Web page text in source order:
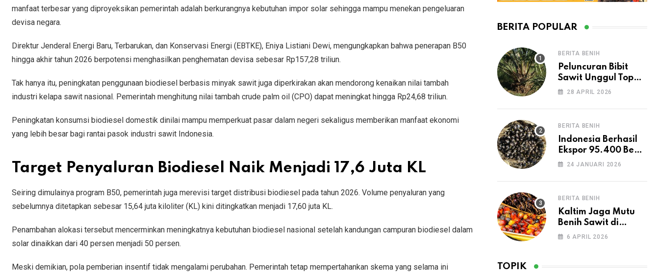
manfaat terbesar yang diproyeksikan pemerintah adalah berkurangnya kebutuhan impor solar sehingga mampu menekan pengeluaran
devisa negara.
Direktur Jenderal Energi Baru, Terbarukan, dan Konservasi Energi (EBTKE), Eniya Listiani Dewi, mengungkapkan bahwa penerapan B50
hingga akhir tahun 2026 berpotensi menghasilkan penghematan devisa sebesar Rp157,28 triliun.
Tak hanya itu, peningkatan penggunaan biodiesel berbasis minyak sawit juga diperkirakan akan mendorong kenaikan nilai tambah
industri kelapa sawit nasional. Pemerintah menghitung nilai tambah crude palm oil (CPO) dapat meningkat hingga Rp24,68 triliun.
Peningkatan konsumsi biodiesel domestik dinilai mampu memperkuat pasar dalam negeri sekaligus memberikan manfaat ekonomi
yang lebih besar bagi rantai pasok industri sawit Indonesia.
Target Penyaluran Biodiesel Naik Menjadi 17,6 Juta KL
Seiring dimulainya program B50, pemerintah juga merevisi target distribusi biodiesel pada tahun 2026. Volume penyaluran yang
sebelumnya ditetapkan sebesar 15,64 juta kiloliter (KL) kini ditingkatkan menjadi 17,60 juta KL.
Penambahan alokasi tersebut mencerminkan meningkatnya kebutuhan biodiesel nasional setelah kandungan campuran biodiesel dalam
solar dinaikkan dari 40 persen menjadi 50 persen.
Meski demikian, pola pemberian insentif tidak mengalami perubahan. Pemerintah tetap mempertahankan skema yang selama ini
BERITA POPULAR
BERITA BENIH
Peluncuran Bibit
Sawit Unggul Topaz
oleh Asian Agri di
Peningkatan
28 APRIL 2026
BERITA BENIH
Indonesia Berhasil
Ekspor 95.400 Benih
Sawit ke Peru
24 JANUARI 2026
BERITA BENIH
Kaltim Jaga Mutu
Benih Sawit di
Tengah Lonjakan
6 APRIL 2026
TOPIK